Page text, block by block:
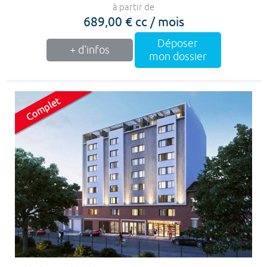
à partir de
689,00 € cc / mois
+ d'infos
Déposer
mon dossier